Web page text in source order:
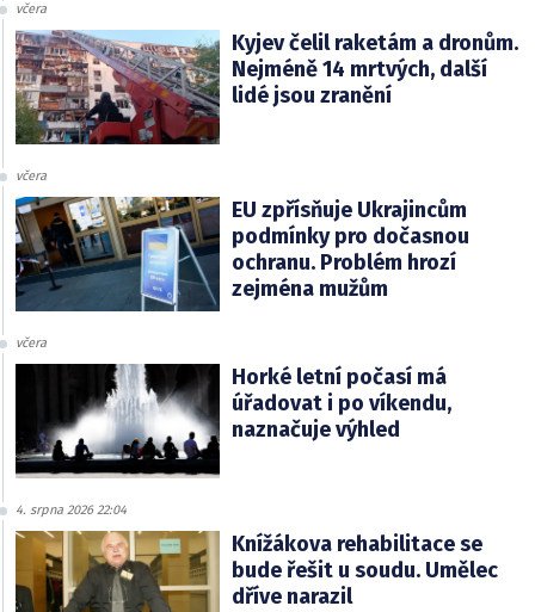
včera
Kyjev čelil raketám a dronům.
Nejméně 14 mrtvých, další
lidé jsou zranění
včera
EU zpřísňuje Ukrajincům
podmínky pro dočasnou
ochranu. Problém hrozí
zejména mužům
včera
Horké letní počasí má
úřadovat i po víkendu,
naznačuje výhled
4. srpna 2026 22:04
Knížákova rehabilitace se
bude řešit u soudu. Umělec
dříve narazil